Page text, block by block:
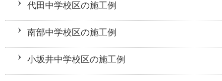
代田中学校区の施工例
南部中学校区の施工例
小坂井中学校区の施工例